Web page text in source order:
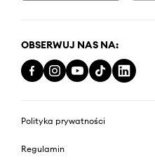
OBSERWUJ NAS NA:
Polityka prywatności
Regulamin